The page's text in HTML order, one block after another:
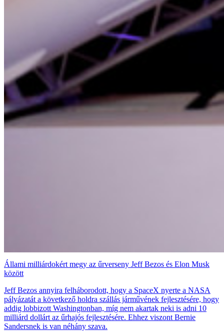
Állami milliárdokért megy az űrverseny Jeff Bezos és Elon Musk
között
Jeff Bezos annyira felháborodott, hogy a SpaceX nyerte a NASA
pályázatát a következő holdra szállás járművének fejlesztésére, hogy
addig lobbizott Washingtonban, míg nem akartak neki is adni 10
milliárd dollárt az űrhajós fejlesztésére. Ehhez viszont Bernie
Sandersnek is van néhány szava.